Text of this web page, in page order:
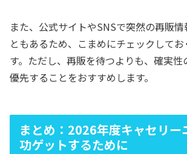
また、公式サイトやSNSで突然の再販
ともあるため、こまめにチェックして
す。ただし、再販を待つよりも、確実性
優先することをおすすめします。
まとめ：2026年度キャセリー
功ゲットするために